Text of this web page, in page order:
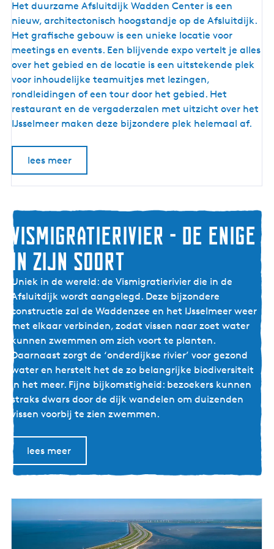
A
f
s
l
u
i
t
d
i
d
e
n
C
e
n
t
e
r
-
n
i
e
u
w
e
k
i
j
p
Het duurzame Afsluitdijk Wadden Center is een
nieuw, architectonisch hoogstandje op de Afsluitdijk.
Het grafische gebouw is een unieke locatie voor
meetings en events. Een blijvende expo vertelt je alles
over het gebied en de locatie is een uitstekende plek
voor inhoudelijke teamuitjes met lezingen,
rondleidingen of een tour door het gebied. Het
restaurant en de vergaderzalen met uitzicht over het
IJsselmeer maken deze bijzondere plek helemaal af.
lees meer
Vismigratierivier - de enige
in zijn soort
V
s
m
g
r
a
t
e
r
v
e
Uniek in de wereld: de Vismigratierivier die in de
Afsluitdijk wordt aangelegd. Deze bijzondere
constructie zal de Waddenzee en het IJsselmeer weer
met elkaar verbinden, zodat vissen naar zoet water
kunnen zwemmen om zich voort te planten.
Daarnaast zorgt de ‘onderdijkse rivier’ voor gezond
water en herstelt het de zo belangrijke biodiversiteit
in het meer. Fijne bijkomstigheid: bezoekers kunnen
straks dwars door de dijk wandelen om duizenden
vissen voorbij te zien zwemmen.
lees meer